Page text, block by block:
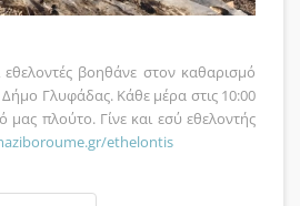
βοηθάνε στον καθαρισμό
Γλυφάδας. Κάθε μέρα στις 10:00
μας πλούτο. Γίνε και εσύ εθελοντής
ethelontis